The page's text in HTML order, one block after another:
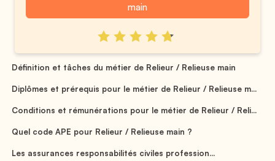
main
Définition et tâches du métier de Relieur / Relieuse main
Diplômes et prérequis pour le métier de Relieur / Relieuse m...
Conditions et rémunérations pour le métier de Relieur / Reli...
Quel code APE pour Relieur / Relieuse main ?
Les assurances responsabilités civiles profession...